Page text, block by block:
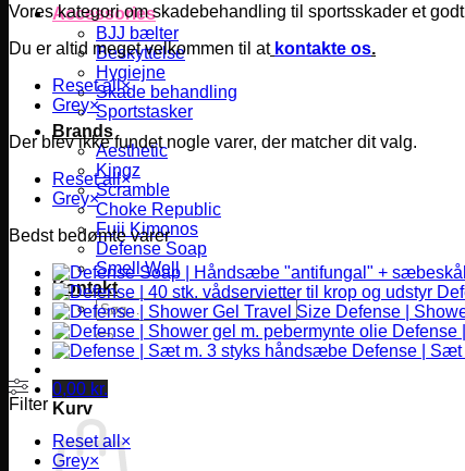
Accessories
BJJ bælter
Beskyttelse
Hygiejne
Skade behandling
Sportstasker
Brands
Aesthetic
Kingz
Scramble
Choke Republic
Fuji Kimonos
Defense Soap
Smell Well
Kontakt
Søg
efter:
0,00 kr.
Kurv
Vores kategori om skadebehandling til sportsskader et
Du er altid meget velkommen til at kontakte os.
Reset all×
Grey×
Der blev ikke fundet nogle varer, der matcher dit valg.
Reset all×
Grey×
Bedst bedømte varer
Defense |
Defense
Defense |
Filter
Reset all×
Grey×